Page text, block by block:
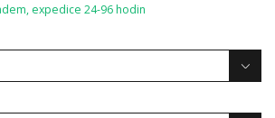
expedice 24-96 hodin